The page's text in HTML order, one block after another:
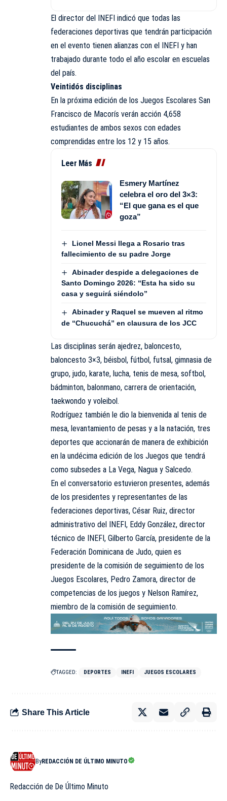
El director del INEFI indicó que todas las
federaciones deportivas que tendrán participación
en el evento tienen alianzas con el INEFI y han
trabajado durante todo el año escolar en escuelas
del país.
Veintidós disciplinas
En la próxima edición de los Juegos Escolares San
Francisco de Macorís verán acción 4,658
estudiantes de ambos sexos con edades
comprendidas entre los 12 y 15 años.
Leer Más
Esmery Martínez
celebra el oro del 3×3:
“El que gana es el que
goza”
Lionel Messi llega a Rosario tras
fallecimiento de su padre Jorge
Abinader despide a delegaciones de
Santo Domingo 2026: “Esta ha sido su
casa y seguirá siéndolo”
Abinader y Raquel se mueven al ritmo
de “Chucuchá” en clausura de los JCC
Las disciplinas serán ajedrez, baloncesto,
baloncesto 3×3, béisbol, fútbol, futsal, gimnasia de
grupo, judo, karate, lucha, tenis de mesa, softbol,
bádminton, balonmano, carrera de orientación,
taekwondo y voleibol.
Rodríguez también le dio la bienvenida al tenis de
mesa, levantamiento de pesas y a la natación, tres
deportes que accionarán de manera de exhibición
en la undécima edición de los Juegos que tendrá
como subsedes a La Vega, Nagua y Salcedo.
En el conversatorio estuvieron presentes, además
de los presidentes y representantes de las
federaciones deportivas, César Ruiz, director
administrativo del INEFI, Eddy González, director
técnico de INEFI, Gilberto García, presidente de la
Federación Dominicana de Judo, quien es
presidente de la comisión de seguimiento de los
Juegos Escolares, Pedro Zamora, director de
competencias de los juegos y Nelson Ramírez,
miembro de la comisión de seguimiento.
TAGGED: DEPORTES INEFI JUEGOS ESCOLARES
Share This Article
ByREDACCIÓN DE ÚLTIMO MINUTO
Redacción de De Último Minuto